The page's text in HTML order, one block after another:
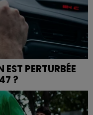
PERTURBÉE
?